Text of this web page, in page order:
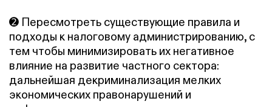
➋ Пересмотреть существующие правила и
подходы к налоговому администрированию, с
тем чтобы минимизировать их негативное
влияние на развитие частного сектора:
дальнейшая декриминализация мелких
экономических правонарушений и